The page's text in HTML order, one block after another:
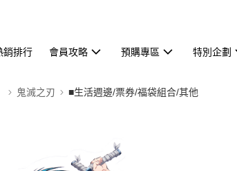
銷排行 會員攻略 預購專區 特別企劃
鬼滅之刃 ■生活週邊/票券/福袋組合/其他